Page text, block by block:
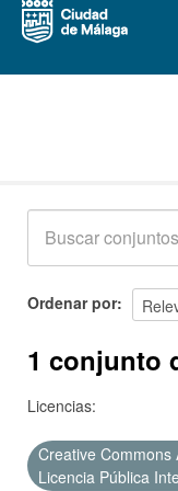
Acerca de
Ordenar por
1 conjunto
Licencias:
Creative Commons
Licencia Pública